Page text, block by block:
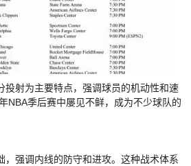
投射为主要特点，强调球员的机动性和速
NBA季后赛中屡见不鲜，成为不少球队的
，强调内线的防守和进攻。这种战术体系